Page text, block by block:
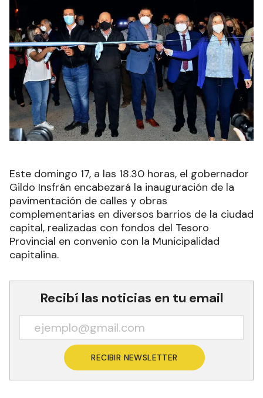
Este domingo 17, a las 18.30 horas, el gobernador
Gildo Insfrán encabezará la inauguración de la
pavimentación de calles y obras
complementarias en diversos barrios de la ciudad
capital, realizadas con fondos del Tesoro
Provincial en convenio con la Municipalidad
capitalina.
Recibí las noticias en tu email
RECIBIR NEWSLETTER